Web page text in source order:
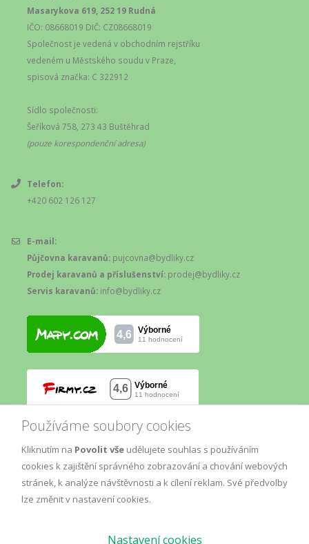
Používáme soubory cookies
Kliknutím na Povolit vše udělujete souhlas s používáním
cookies k zajištění správného zobrazování a chování webových
stránek, k analýze návštěvnosti a k cílení reklam. Své předvolby
lze změnit v nastavení cookies.
Nastavení cookies
Masarykova 619, 252 19 Rudná
IČO: 08668019 DIČ: CZ08668019
Společnost je vedená v obchodním rejstříku
vedeném u Městského soudu v Praze,
spisová značka: C 322912
Sídlo společnosti:
Šeříková 758, 273 43 Buštěhrad
(pouze korespondenční adresa)
Telefon:
+420 602 126 127
E-mail:
Půjčovna karavanů: pujcovna@bydliky.cz
Prodej karavanů a příslušenství: prodej@bydliky.cz
Servis karavanů: info@bydliky.cz